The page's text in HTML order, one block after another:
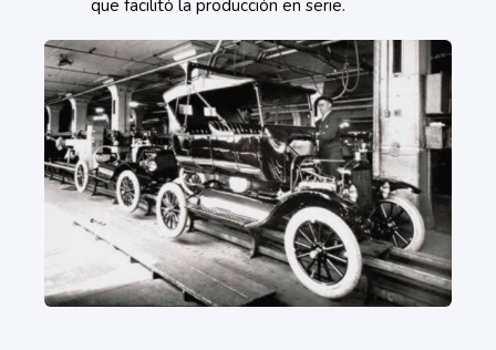
que facilitó la producción en serie.